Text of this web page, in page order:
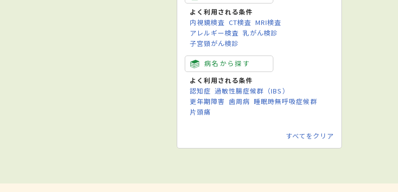
よく利用される条件
内視鏡検査 CT検査 MRI検査
アレルギー検査 乳がん検診
子宮頸がん検診
病名から探す
よく利用される条件
認知症 過敏性腸症候群（IBS）
更年期障害 歯周病 睡眠時無呼吸症候群
片頭痛
すべてをクリア